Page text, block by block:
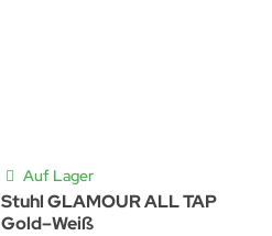
Auf Lager
Stuhl GLAMOUR ALL TAP
Gold–Weiß